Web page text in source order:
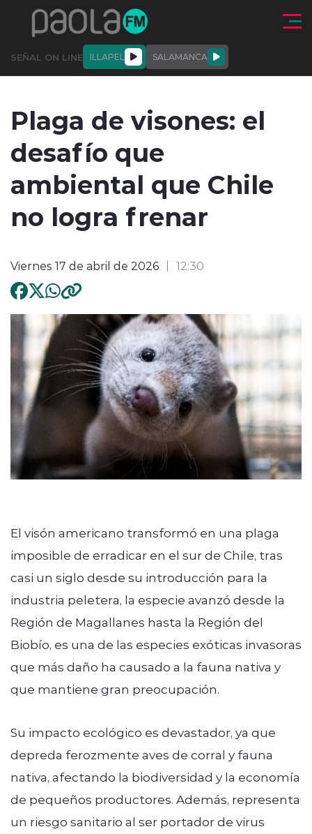
Click acá para ir directamente al contenido
SEÑAL ON LINE ILLAPEL SALAMANCA
DEPORTES SOMOS
modo claro
Plaga de visones: el
desafío que
ambiental que Chile
no logra frenar
Viernes 17 de abril de 2026 12:30
El visón americano transformó en una plaga
imposible de erradicar en el sur de Chile, tras
casi un siglo desde su introducción para la
industria peletera, la especie avanzó desde la
Región de Magallanes hasta la Región del
Biobío, es una de las especies exóticas invasoras
que más daño ha causado a la fauna nativa y
que mantiene gran preocupación.
Su impacto ecológico es devastador, ya que
depreda ferozmente aves de corral y fauna
nativa, afectando la biodiversidad y la economía
de pequeños productores. Además, representa
un riesgo sanitario al ser portador de virus